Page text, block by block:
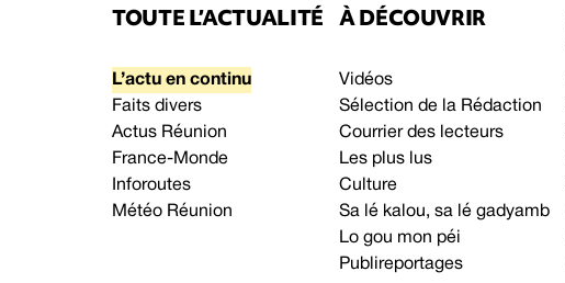
TOUTE L’ACTUALITÉ
L’actu en continu
Faits divers
Actus Réunion
France-Monde
Inforoutes
Météo Réunion
À DÉCOUVRIR
Vidéos
Sélection de la Rédaction
Courrier des lecteurs
Les plus lus
Culture
Sa lé kalou, sa lé gadyamb
Lo gou mon péi
Publireportages